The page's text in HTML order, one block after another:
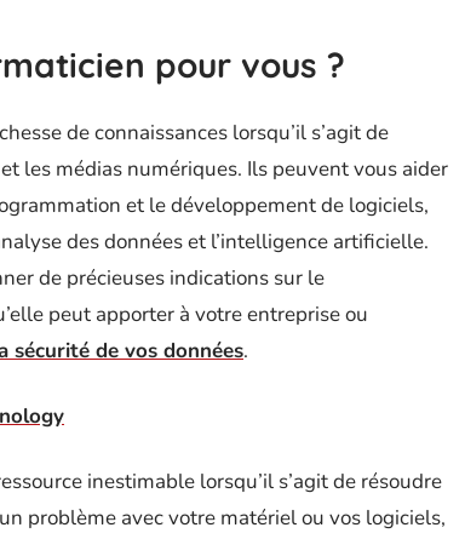
pour vous ?
de connaissances lorsqu’il s’agit de
les médias numériques. Ils peuvent vous aider
et le développement de logiciels,
des données et l’intelligence artificielle.
de précieuses indications sur le
peut apporter à votre entreprise ou
sécurité de vos données.
inestimable lorsqu’il s’agit de résoudre
problème avec votre matériel ou vos logiciels,